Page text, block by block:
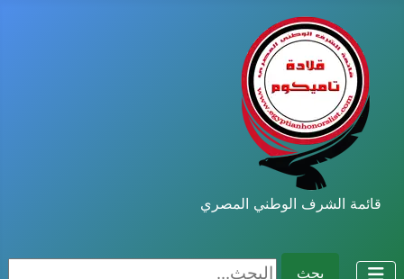
قائمة الشرف الوطني المصري
بحث البحث...